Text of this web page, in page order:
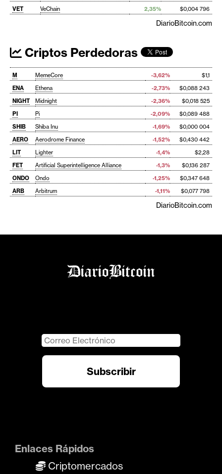
VET VeChain 2,35% $0,004 796
DiarioBitcoin.com
Criptos Perdedoras
M MemeCore -3,62%
$1,1
ENA
Ethena -2,73%
$0,088 243
NIGHT
Midnight -2,36%
$0,018 525
PI
Pi -2,09%
$0,089 488
SHIB
Shiba Inu -1,69%
$0,000 004
AERO
Aerodrome Finance -1,52%
$0,430 442
LIT
Lighter -1,4%
$2,28
FET
Artificial Superintelligence Alliance -1,3%
$0,136 287
ONDO
Ondo -1,25%
$0,347 648
ARB
Arbitrum -1,11% $0,077 798
DiarioBitcoin.com
Enlaces Rápidos
Criptomercados